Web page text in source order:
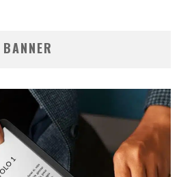
BANNER